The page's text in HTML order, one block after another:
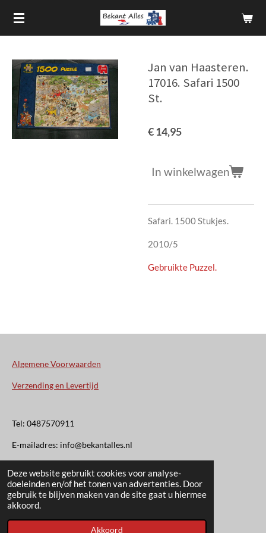
Deze website gebruikt cookies voor analyse-
doeleinden en/of het tonen van advertenties. Door
gebruik te blijven maken van de site gaat u hiermee
akkoord.
Akkoord
Ga
direct
hoofdinhoud
Jan van Haasteren.
17016. Safari 1500
St.
€ 14,95
In winkelwagen
Safari. 1500 Stukjes.
2010/5
Gebruikte Puzzel.
Algemene Voorwaarden
Verzending en Levertijd
Tel: 0487570911
E-mailadres: info@bekantalles.nl
Rooysestraat 4
6621AM Dreumel
© 2020 - 2026 Bekant Alles